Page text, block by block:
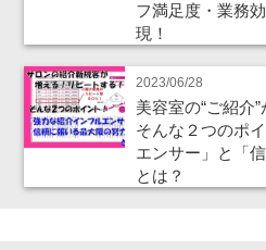
フ満足度・業務
現！
2023/06/28
美容室の“ご紹介
そんな２つのポ
エンサー」と「
とは？